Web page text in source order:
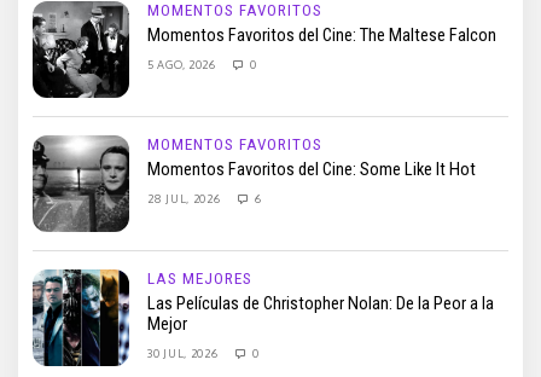
MOMENTOS FAVORITOS
Momentos Favoritos del Cine: The Maltese Falcon
5 AGO, 2026 0
MOMENTOS FAVORITOS
Momentos Favoritos del Cine: Some Like It Hot
28 JUL, 2026 6
LAS MEJORES
Las Películas de Christopher Nolan: De la Peor a la
Mejor
30 JUL, 2026 0